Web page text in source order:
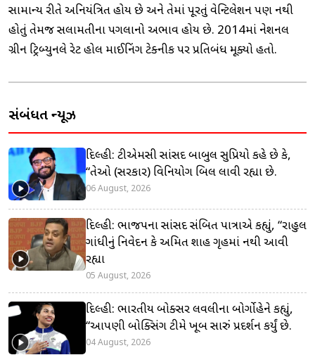
સામાન્ય રીતે અનિયંત્રિત હોય છે અને તેમાં પૂરતું વેન્ટિલેશન પણ નથી
હોતું તેમજ સલામતીના પગલાનો અભાવ હોય છે. 2014માં નેશનલ
ગ્રીન ટ્રિબ્યુનલે રેટ હોલ માઈનિંગ ટેક્નીક પર પ્રતિબંધ મૂક્યો હતો.
સંબંધિત ન્યૂઝ
દિલ્હી: ટીએમસી સાંસદ બાબુલ સુપ્રિયો કહે છે કે,
“તેઓ (સરકાર) વિનિયોગ બિલ લાવી રહ્યા છે.
06 August, 2026
દિલ્હી: ભાજપના સાંસદ સંબિત પાત્રાએ કહ્યું, “રાહુલ
ગાંધીનું નિવેદન કે અમિત શાહ ગૃહમાં નથી આવી
રહ્યા
05 August, 2026
દિલ્હી: ભારતીય બોક્સર લવલીના બોર્ગોહેને કહ્યું,
“આપણી બોક્સિંગ ટીમે ખૂબ સારું પ્રદર્શન કર્યું છે.
04 August, 2026